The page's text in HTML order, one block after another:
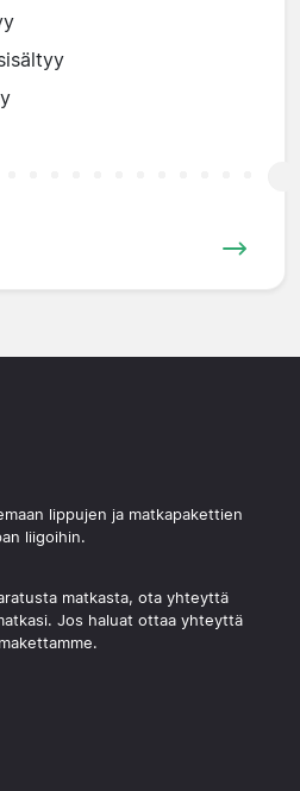
lippujen ja matkapakettien
liigoihin.
matkasta, ota yhteyttä
Jos haluat ottaa yhteyttä